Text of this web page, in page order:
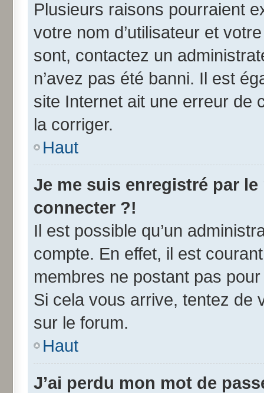
Plusieurs raisons pourraient
votre nom d’utilisateur et
sont, contactez un
n’avez pas été banni. Il est
site Internet ait une erreur de
la corriger.
Haut
Je me suis enregistré par
connecter ?!
Il est possible qu’un
compte. En effet, il est
membres ne postant pas
Si cela vous arrive, tentez de
sur le forum.
Haut
J’ai perdu mon mot de